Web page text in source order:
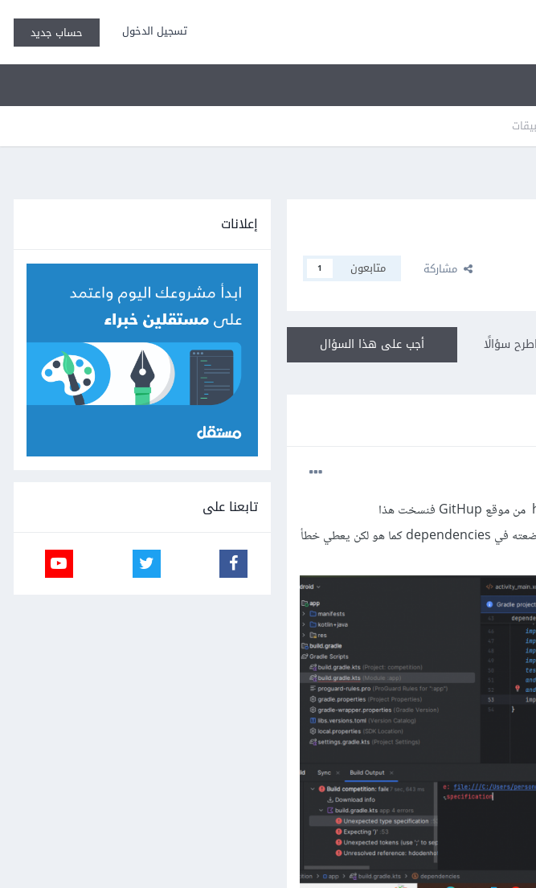
تسجيل الدخول حساب جديد
مشاركة متابعون 1
أجب على هذا السؤال اطرح سؤالًا
في الاندرويد استديو اريد ان استورد مكتبة hdodenhof/CircleImageView من موقع GitHup فنسخت هذا
الكود implementation 'de.hdodenhof:circleimageview:3.1.0' ووضعته في dependencies كما هو لكن يعطي خطأ
إعلانات
تابعنا على